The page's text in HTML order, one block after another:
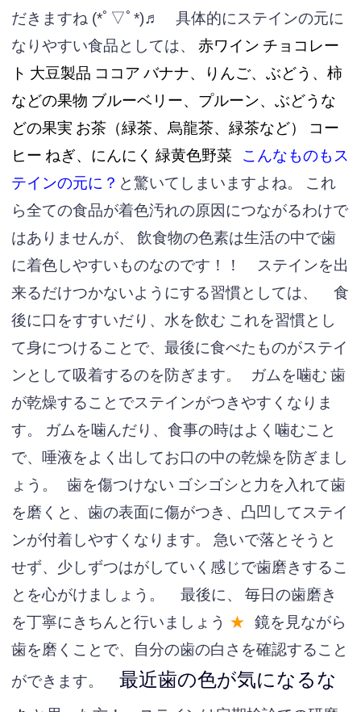
だきますね (*ﾟ▽ﾟ*)♬
具体的にステインの元に
なりやすい食品としては、
赤ワイン チョコレー
ト 大豆製品 ココア バナナ、りんご、ぶどう、柿
などの果物 ブルーベリー、プルーン、ぶどうな
どの果実 お茶（緑茶、烏龍茶、緑茶など）
コー
ヒー ねぎ、にんにく 緑黄色野菜
こんなものもス
テインの元に？ と驚いてしまいますよね。
これ
ら全ての食品が着色汚れの原因につながるわけで
はありませんが、
飲食物の色素は生活の中で歯
に着色しやすいものなのです！！
ステインを出
来るだけつかないようにする習慣としては、
食
後に口をすすいだり、水を飲む これを習慣とし
て身につけることで、最後に食べたものがステイ
ンとして吸着するのを防ぎます。
ガムを噛む 歯
が乾燥することでステインがつきやすくなりま
す。
ガムを噛んだり、食事の時はよく噛むこと
で、唾液をよく出してお口の中の乾燥を防ぎまし
ょう。
歯を傷つけない ゴシゴシと力を入れて歯
を磨くと、歯の表面に傷がつき、凸凹してステイ
ンが付着しやすくなります。
急いで落とそうと
せず、少しずつはがしていく感じで歯磨きするこ
とを心がけましょう。
最後に、
毎日の歯磨き
を丁寧にきちんと行いましょう ★
鏡を見ながら
歯を磨くことで、自分の歯の白さを確認すること
ができます。
最近歯の色が気になるな